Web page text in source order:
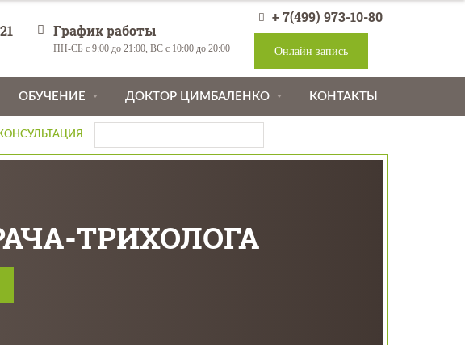
График работы
ПН-СБ с 9:00 до 21:00, ВС с 10:00 до 20:00
+ 7(499) 973-10-80
Онлайн запись
ОБУЧЕНИЕ ДОКТОР ЦИМБАЛЕНКО КОНТАКТЫ
ТРИХОЛОГА